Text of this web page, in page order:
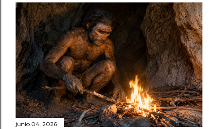
junio 04, 2026